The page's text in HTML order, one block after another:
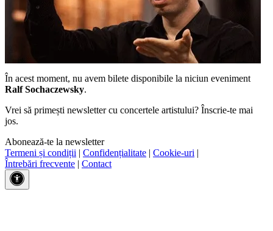
În acest moment, nu avem bilete disponibile la niciun eveniment
Ralf Sochaczewsky.
Vrei să primești newsletter cu concertele artistului? Înscrie-te mai
jos.
Abonează-te la newsletter
Termeni și condiții | Confidențialitate | Cookie-uri |
Întrebări frecvente | Contact